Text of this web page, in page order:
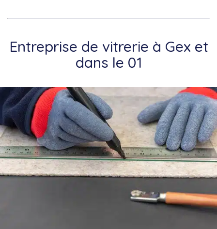
Entreprise de vitrerie à Gex et
dans le 01